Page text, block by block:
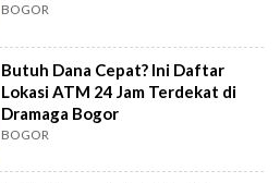
BOGOR
Butuh Dana Cepat? Ini Daftar
Lokasi ATM 24 Jam Terdekat di
Dramaga Bogor
BOGOR